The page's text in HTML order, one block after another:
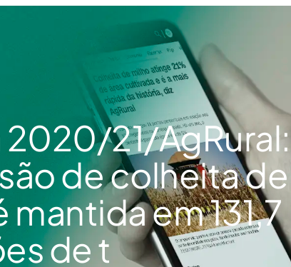
2020/21/AgRural:
de colheita de
mantida em 131,7
de t